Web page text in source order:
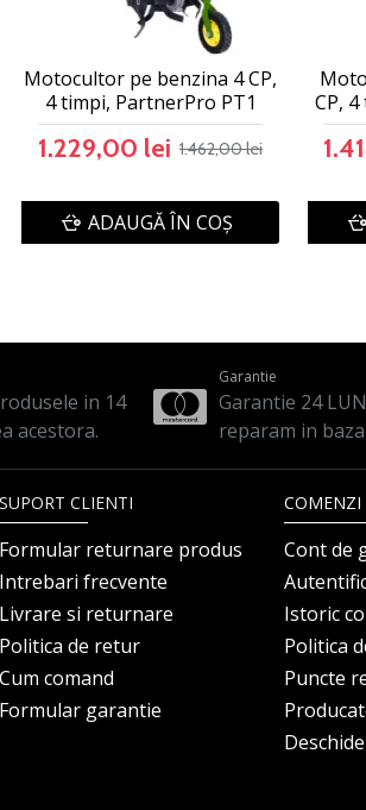
Motocultor pe benzina 4 CP,
4 timpi, PartnerPro PT1
1.229,00 lei 1.462,00 lei
ADAUGĂ ÎN COŞ
CP,
in 14
acestora.
Garantie
Garantie 24
reparam in
SUPORT CLIENTI
Formular returnare produs
Intrebari frecvente
Livrare si returnare
Politica de retur
Cum comand
Formular garantie
COMENZI
Cont de
Istoric
Politica
Puncte